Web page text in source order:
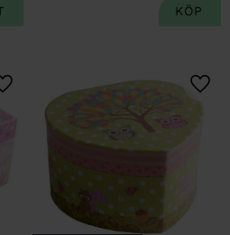
Lägg till i favoriter